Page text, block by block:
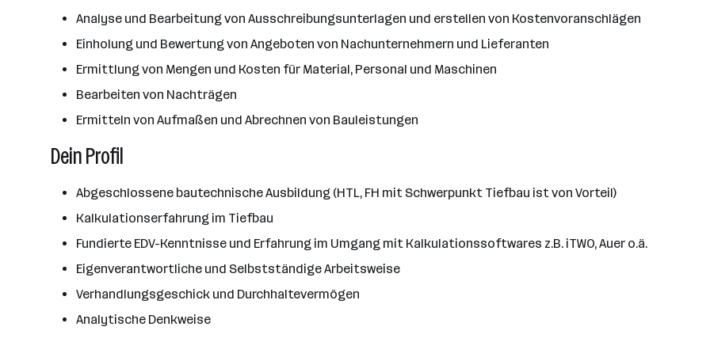
Analyse und Bearbeitung von Ausschreibungsunterlagen und erstellen von Kostenvoranschlägen
Einholung und Bewertung von Angeboten von Nachunternehmern und Lieferanten
Ermittlung von Mengen und Kosten für Material, Personal und Maschinen
Bearbeiten von Nachträgen
Ermitteln von Aufmaßen und Abrechnen von Bauleistungen
Dein Profil
Abgeschlossene bautechnische Ausbildung (HTL, FH mit Schwerpunkt Tiefbau ist von Vorteil)
Kalkulationserfahrung im Tiefbau
Fundierte EDV-Kenntnisse und Erfahrung im Umgang mit Kalkulationssoftwares z.B. iTWO, Auer o.ä.
Eigenverantwortliche und Selbstständige Arbeitsweise
Verhandlungsgeschick und Durchhaltevermögen
Analytische Denkweise